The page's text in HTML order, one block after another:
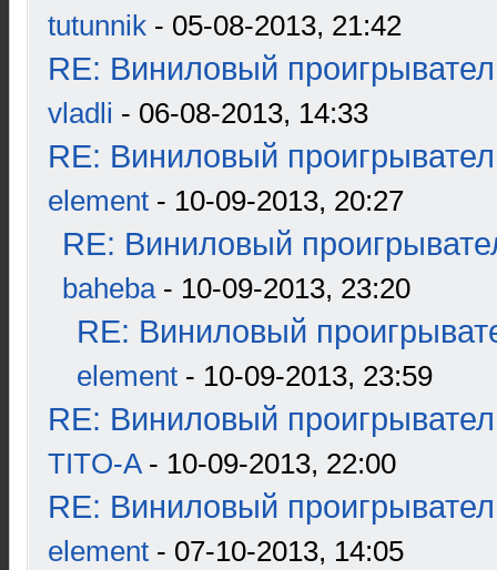
tutunnik - 05-08-2013, 21:42
RE: Виниловый
vladli - 06-08-2013, 14:33
RE: Виниловый
element - 10-09-2013, 20:27
RE: Виниловый
baheba- 10-09-2013, 23:20
RE: Виниловый
element - 10-09-2013, 23:59
RE: Виниловый
TITO-A- 10-09-2013, 22:00
RE: Виниловый
element - 07-10-2013, 14:05